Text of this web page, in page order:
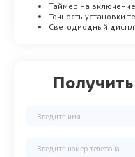
Таймер на
Точность установки
Светодиодный